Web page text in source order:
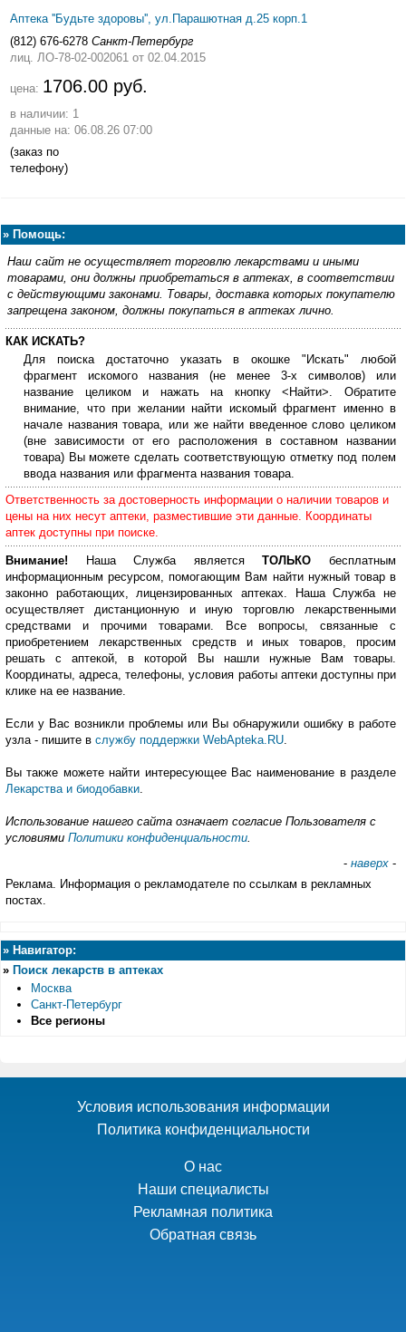
Аптека ''Будьте здоровы'', ул.Парашютная д.25 корп.1
(812) 676-6278 Санкт-Петербург
лиц. ЛО-78-02-002061 от 02.04.2015
цена: 1706.00 руб.
в наличии: 1
данные на: 06.08.26 07:00
(заказ по
телефону)
» Помощь:
Наш сайт не осуществляет торговлю лекарствами и иными
товарами, они должны приобретаться в аптеках, в соответствии
с действующими законами. Товары, доставка которых покупателю
запрещена законом, должны покупаться в аптеках лично.
КАК ИСКАТЬ?
Для поиска достаточно указать в окошке "Искать" любой
фрагмент искомого названия (не менее 3-х символов) или
название целиком и нажать на кнопку <Найти>. Обратите
внимание, что при желании найти искомый фрагмент именно в
начале названия товара, или же найти введенное слово целиком
(вне зависимости от его расположения в составном названии
товара) Вы можете сделать соответствующую отметку под полем
ввода названия или фрагмента названия товара.
Ответственность за достоверность информации о наличии товаров и
цены на них несут аптеки, разместившие эти данные. Координаты
аптек доступны при поиске.
Внимание! Наша Служба являетсяТОЛЬКО бесплатным
информационным ресурсом, помогающим Вам найти нужный товар в
законно работающих, лицензированных аптеках. Наша Служба не
осуществляет дистанционную и иную торговлю лекарственными
средствами и прочими товарами. Все вопросы, связанные с
приобретением лекарственных средств и иных товаров, просим
решать с аптекой, в которой Вы нашли нужные Вам товары.
Координаты, адреса, телефоны, условия работы аптеки доступны при
клике на ее название.
Если у Вас возникли проблемы или Вы обнаружили ошибку в работе
узла - пишите в службу поддержки WebApteka.RU
Вы также можете найти интересующее Вас наименование в разделе
Лекарства и биодобавки
Использование нашего сайта означает согласие Пользователя с
условиями Политики конфиденциальности
- наверх -
Реклама. Информация о рекламодателе по ссылкам в рекламных
постах.
» Навигатор:
» Поиск лекарств в аптеках
Москва
Санкт-Петербург
Все регионы
Условия использования информации
Политика конфиденциальности
О нас
Наши специалисты
Рекламная политика
Обратная связь